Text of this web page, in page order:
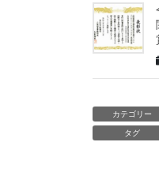
カテゴリー
タグ